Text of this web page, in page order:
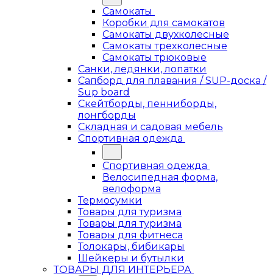
Самокаты
Коробки для самокатов
Самокаты двухколесные
Самокаты трехколесные
Самокаты трюковые
Санки, ледянки, лопатки
Сапборд для плавания / SUP-доска /
Sup board
Скейтборды, пенниборды,
лонгборды
Складная и садовая мебель
Спортивная одежда
Спортивная одежда
Велосипедная форма,
велоформа
Термосумки
Товары для туризма
Товары для туризма
Товары для фитнеса
Толокары, бибикары
Шейкеры и бутылки
ТОВАРЫ ДЛЯ ИНТЕРЬЕРА